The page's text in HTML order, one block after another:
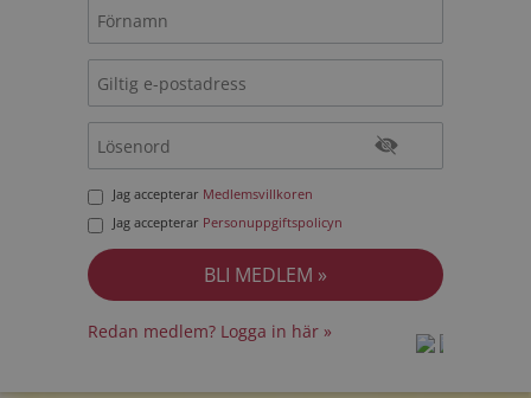
Jag accepterar Medlemsvillkoren
Jag accepterar Personuppgiftspolicyn
Redan medlem? Logga in här »